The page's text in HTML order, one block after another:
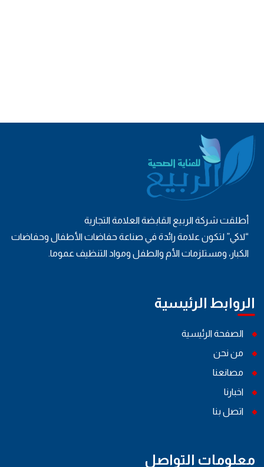
أطلقت شركة الربيع القابضة العلامة التجارية
“لاكي” لتكون علامة رائدة في صناعة حفاضات الأطفال وحفاضات
الكبار، ومستلزمات الأم والطفل ومواد التنظيف عموما.
الروابط الرئيسية
الصفحة الرئيسية
من نحن
مصانعنا
اخبارنا
اتصل بنا
معلومات التواصل